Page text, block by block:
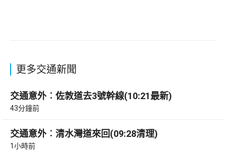
更多交通新聞
交通意外︰佐敦道去3號幹線(10:21最新)
43分鐘前
交通意外︰清水灣道來回(09:28清理)
1小時前